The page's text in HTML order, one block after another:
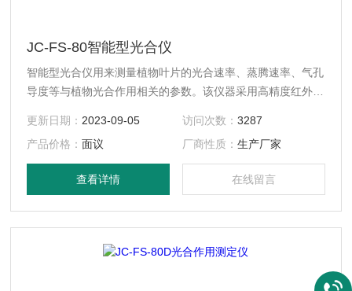
JC-FS-80智能型光合仪
智能型光合仪用来测量植物叶片的光合速率、蒸腾速率、气孔
导度等与植物光合作用相关的参数。该仪器采用高精度红外
传感器，从而测定光强、CO2浓度和温湿度对植物光合系统的
影响。
更新日期： 2023-09-05 访问次数： 3287
产品价格：面议 厂商性质： 生产厂家
查看详情 在线留言